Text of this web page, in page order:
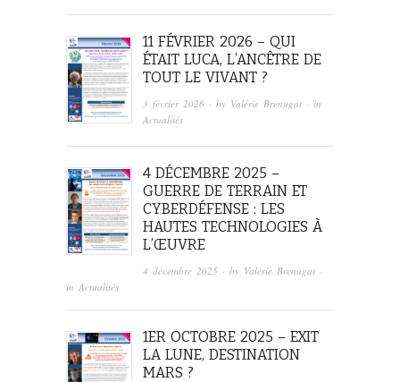
11 FÉVRIER 2026 – QUI
ÉTAIT LUCA, L’ANCÊTRE DE
TOUT LE VIVANT ?
3 février 2026 · by Valérie Brenugat · in
Actualités
4 DÉCEMBRE 2025 –
GUERRE DE TERRAIN ET
CYBERDÉFENSE : LES
HAUTES TECHNOLOGIES À
L’ŒUVRE
4 décembre 2025 · by Valérie Brenugat ·
in Actualités
1ER OCTOBRE 2025 – EXIT
LA LUNE, DESTINATION
MARS ?